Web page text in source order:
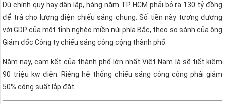
Dù chính quy hay dân lập, hàng năm TP HCM phải bỏ ra 130 tỷ đồng
để trả cho lượng điện chiếu sáng chung. Số tiền này tương đương
với GDP của một tỉnh nghèo miền núi phía Bắc, theo so sánh của ông
Giám đốc Công ty chiếu sáng công cộng thành phố.
Năm nay, cam kết của thành phố lớn nhất Việt Nam là sẽ tiết kiệm
90 triệu kw điện. Riêng hệ thống chiếu sáng công cộng phải giảm
50% công suất lắp đặt.